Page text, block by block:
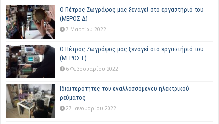
Ο Πέτρος Ζωγράφος μας ξεναγεί στο εργαστήριό του
(ΜΕΡΟΣ Δ)
7 Μαρτίου 2022
Ο Πέτρος Ζωγράφος μας ξεναγεί στο εργαστήριό του
(ΜΕΡΟΣ Γ)
6 Φεβρουαρίου 2022
Ιδιαιτερότητες του εναλλασσόμενου ηλεκτρικού
ρεύματος
27 Ιανουαρίου 2022